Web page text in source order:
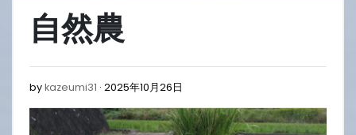
自然農
bykazeumi31 2025年10月26日
10
月